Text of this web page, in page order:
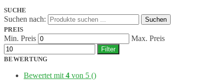
SUCHE
Suchen nach:
Suchen
PREIS
Min. Preis Max. Preis
Filter
BEWERTUNG
Bewertet mit 4 von 5 ()